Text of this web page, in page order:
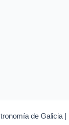
de Galicia |